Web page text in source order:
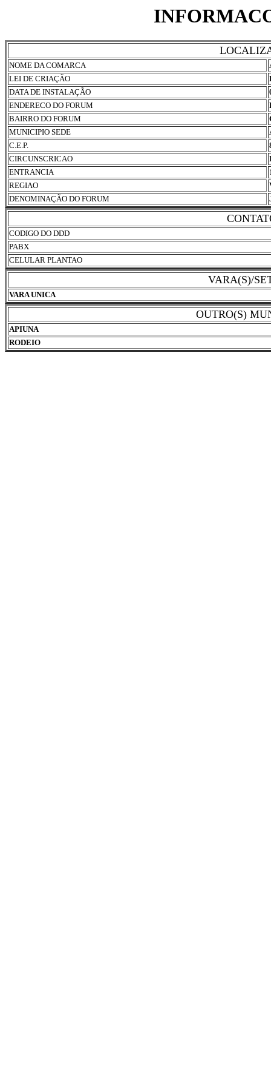
NOME DA COMARCA
LEI DE CRIAÇÃO
DATA DE INSTALAÇÃO
ENDERECO DO FORUM
BAIRRO DO FORUM
MUNICIPIO SEDE
C.E.P.
CIRCUNSCRICAO
ENTRANCIA
REGIAO
DENOMINAÇÃO DO FORUM
CODIGO DO DDD
PABX
CELULAR PLANTAO
VARA(S)/
VARA UNICA
OUTRO(S)
APIUNA
RODEIO